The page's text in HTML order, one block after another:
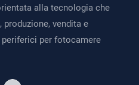
alla tecnologia che
vendita e
per fotocamere